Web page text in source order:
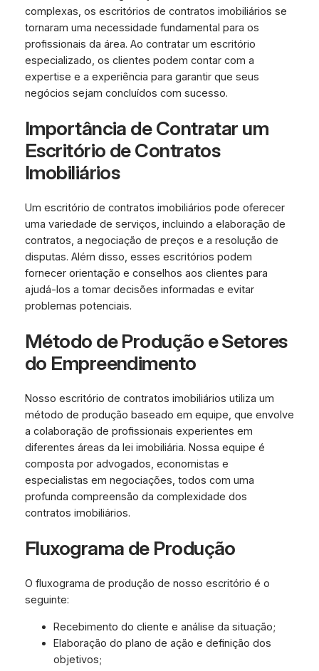
complexas, os escritórios de contratos imobiliários se
tornaram uma necessidade fundamental para os
profissionais da área. Ao contratar um escritório
especializado, os clientes podem contar com a
expertise e a experiência para garantir que seus
negócios sejam concluídos com sucesso.
Importância de Contratar um
Escritório de Contratos
Imobiliários
Um escritório de contratos imobiliários pode oferecer
uma variedade de serviços, incluindo a elaboração de
contratos, a negociação de preços e a resolução de
disputas. Além disso, esses escritórios podem
fornecer orientação e conselhos aos clientes para
ajudá-los a tomar decisões informadas e evitar
problemas potenciais.
Método de Produção e Setores
do Empreendimento
Nosso escritório de contratos imobiliários utiliza um
método de produção baseado em equipe, que envolve
a colaboração de profissionais experientes em
diferentes áreas da lei imobiliária. Nossa equipe é
composta por advogados, economistas e
especialistas em negociações, todos com uma
profunda compreensão da complexidade dos
contratos imobiliários.
Fluxograma de Produção
O fluxograma de produção de nosso escritório é o
seguinte:
Recebimento do cliente e análise da situação;
Elaboração do plano de ação e definição dos
objetivos;